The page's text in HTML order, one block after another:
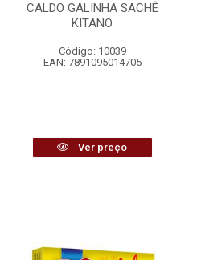
CALDO GALINHA SACHÊ
KITANO
Código: 10039
EAN: 7891095014705
Ver preço